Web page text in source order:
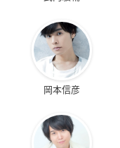
岡本信彦